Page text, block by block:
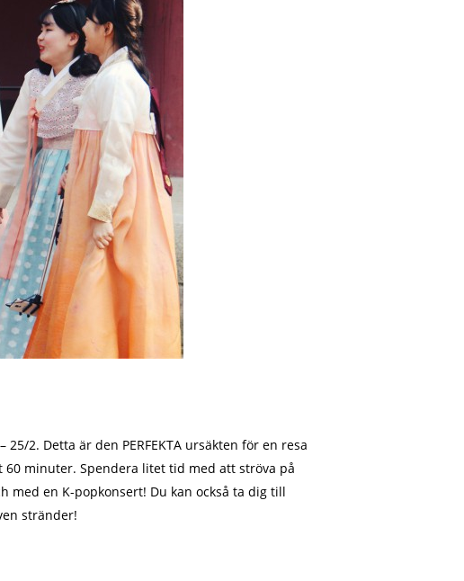
2. Detta är den PERFEKTA ursäkten för en resa
minuter. Spendera litet tid med att ströva på
med en K-popkonsert! Du kan också ta dig till
stränder!